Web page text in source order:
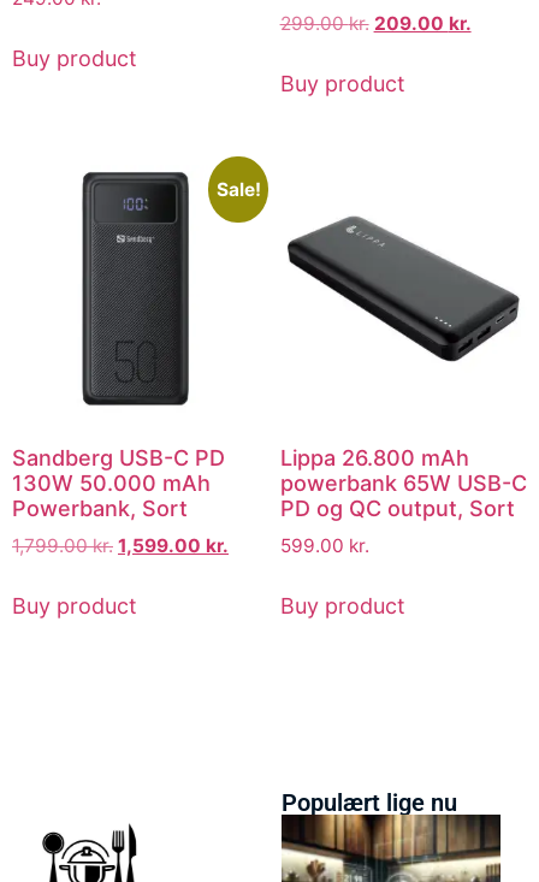
Buy product
299.00kr. 209.00 kr.
Buy product
Sale!
Sandberg USB-C PD
130W 50.000 mAh
Powerbank, Sort
1,799.00kr. 1,599.00 kr.
Buy product
Lippa 26.800 mAh
powerbank 65W USB-C
PD og QC output, Sort
599.00 kr.
Buy product
Populært lige nu